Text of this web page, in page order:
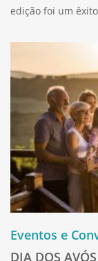
edição foi um
Eventos e
DIA DOS AVÓS